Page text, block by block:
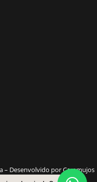
– Desenvolvido por Caramujos
W